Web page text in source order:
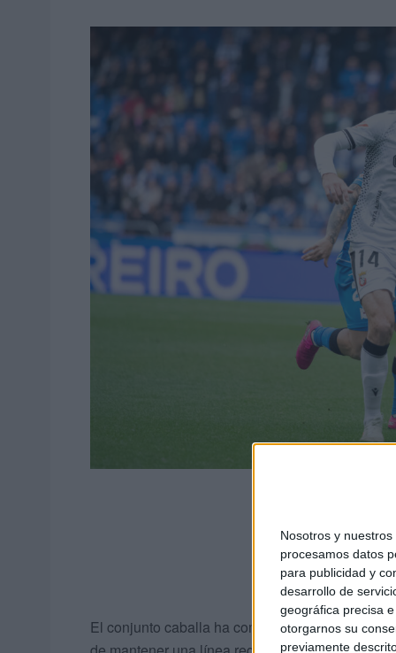
Nosotros y nuestros
procesamos datos
para publicidad y
desarrollo de
geográfica precisa
otorgarnos su
previamente
El conjunto caballa ha completado una